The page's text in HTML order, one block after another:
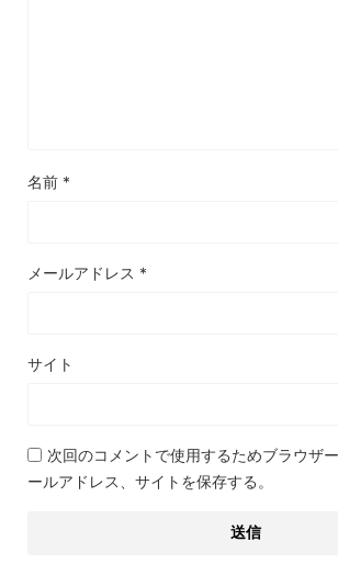
名前 *
メールアドレス *
サイト
次回のコメントで使用するためブラウザ
ールアドレス、サイトを保存する。